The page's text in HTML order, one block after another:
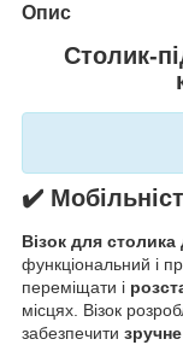
Опис
Столик-
✔️
Візок для
функціональний і
переміщати і
місцях. Візок
забезпечити